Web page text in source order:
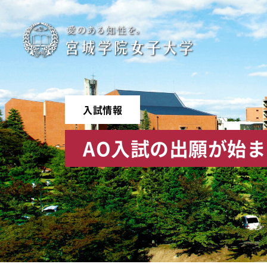
宮
城
学
院
女
子
大
学
入試情報
AO入試の出願が始